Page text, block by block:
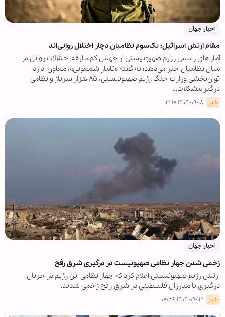
اخبار جهان
مقام ارتش اسرائیل: یک‌سوم نظامیان دچار اختلال روانی‌اند
آمارهای رسمی رژیم صهیونیستی از جهش کم‌سابقه اختلالات روانی در
میان نظامیان خبر می‌دهد؛ به گفته «تامار شمعونی»، معاون اداره
توان‌بخشی وزارت جنگ رژیم صهیونیستی، ۸۵ هزار سرباز و نظامی
درگیر مشکلات…
خبر ۱۴۰۴-۰۹-۱۸ ۱۳:۱۸
اخبار جهان
زخمی شدن چهار نظامی صهیونیست در درگیری شرق رفح
ارتش رژیم صهیونیستی اعلام کرد که چهار نظامی این رژیم در جریان
درگیری با مبارزان فلسطینی در شرق رفح زخمی شدند.
خبر ۱۴۰۴-۰۹-۱۳ ۰۸:۳۶